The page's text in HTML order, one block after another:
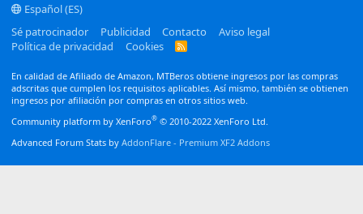
Español (ES)
Sé patrocinador
Publicidad Contacto
Aviso legal
Política de privacidad
Cookies
R
En calidad de Afiliado de Amazon, MTBeros obtiene ingresos por las compras
adscritas que cumplen los requisitos aplicables. Así mismo, también se obtienen
ingresos por afiliación por compras en otros sitios web.
Community platform by XenForo® © 2010-2022 XenForo Ltd.
Advanced Forum Stats by AddonFlare - Premium XF2 Addons